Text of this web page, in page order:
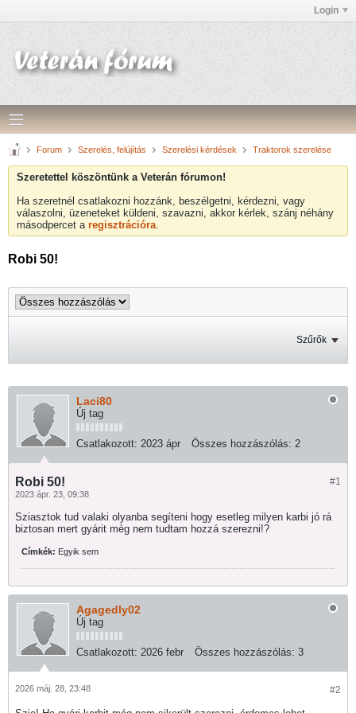
Login
Forum Szerelés, felújítás Szerelési kérdések Traktorok szerelése
Szeretettel köszöntünk a Veterán fórumon!
Ha szeretnél csatlakozni hozzánk, beszélgetni, kérdezni, vagy
válaszolni, üzeneteket küldeni, szavazni, akkor kérlek, szánj néhány
másodpercet a regisztrációra.
Robi 50!
Szűrők
Laci80
Új tag
Csatlakozott: 2023 ápr Összes hozzászólás: 2
#1
Robi 50!
2023 ápr. 23, 09:38
Sziasztok tud valaki olyanba segíteni hogy esetleg milyen karbi jó rá
biztosan mert gyárit mèg nem tudtam hozzá szerezni!?
Címkék: Egyik sem
Agagedly02
Új tag
Csatlakozott: 2026 febr Összes hozzászólás: 3
#2
2026 máj. 28, 23:48